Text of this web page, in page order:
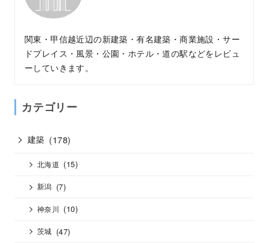
関東・甲信越近辺の新建築・有名建築・商業施設・サー
ドプレイス・風景・公園・ホテル・道の駅などをレビュ
ーしていきます。
カテゴリー
建築 (178)
北海道 (15)
新潟 (7)
神奈川 (10)
茨城 (47)